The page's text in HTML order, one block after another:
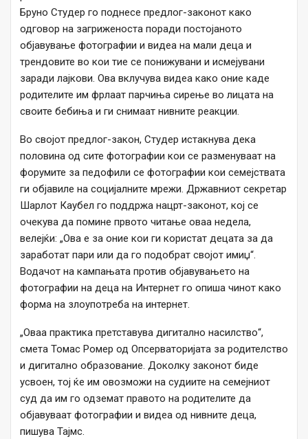
Бруно Студер го поднесе предлог-законот како
одговор на загриженоста поради постојаното
објавување фотографии и видеа на мали деца и
трендовите во кои тие се понижувани и исмејувани
заради лајкови. Ова вклучува видеа како оние каде
родителите им фрлаат парчиња сирење во лицата на
своите бебиња и ги снимаат нивните реакции.
Во својот предлог-закон, Студер истакнува дека
половина од сите фотографии кои се разменуваат на
форумите за педофили се фотографии кои семејствата
ги објавиле на социјалните мрежи. Државниот секретар
Шарлот Каубел го поддржа нацрт-законот, кој се
очекува да помине првото читање оваа недела,
велејќи: „Ова е за оние кои ги користат децата за да
заработат пари или да го подобрат својот имиџ“.
Водачот на кампањата против објавувањето на
фотографии на деца на Интернет го опиша чинот како
форма на злоупотреба на интернет.
„Оваа практика претставува дигитално насилство“,
смета Томас Ромер од Опсерваторијата за родителство
и дигитално образование. Доколку законот биде
усвоен, тој ќе им овозможи на судиите на семејниот
суд да им го одземат правото на родителите да
објавуваат фотографии и видеа од нивните деца,
пишува Тајмс.